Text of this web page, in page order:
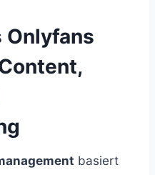
Onlyfans
basiert